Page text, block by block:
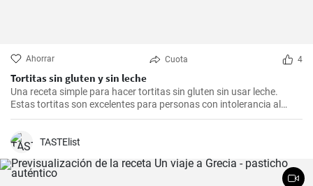
Ahorrar Cuota 4
Tortitas sin gluten y sin leche
Una receta simple para hacer tortitas sin gluten sin usar leche.
Estas tortitas son excelentes para personas con intolerancia al
gluten o la lactosa.
TASTElist